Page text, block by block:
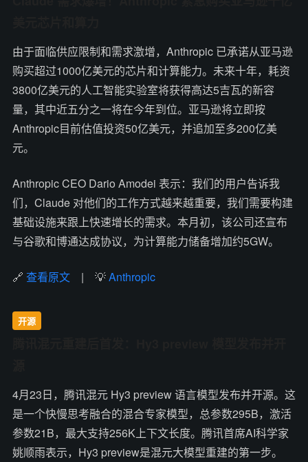
由于面临供应限制和需求激增，Anthropic 已承诺从亚马逊
购买超过1000亿美元的芯片和计算能力。未来十年，耗资
3800亿美元的人工智能实验室将获得高达5吉瓦的新容
量，其中近五分之一将在今年到位。亚马逊将立即按
Anthropic目前估值投资50亿美元，并追加至多200亿美
元。
Anthropic CEO Dario Amodei 表示：我们的用户告诉我
们，Claude 对他们的工作方式越来越重要，我们需要构建
基础设施来跟上快速增长的需求。本月初，该公司还宣布
与谷歌和博通达成协议，为计算能力储备增加约5GW。
🔗 查看原文 | 💡Anthropic
开源
4月23日，腾讯混元 Hy3 preview 语言模型发布并开源。这
是一个快慢思考融合的混合专家模型，总参数295B，激活
参数21B，最大支持256K上下文长度。腾讯首席AI科学家
姚顺雨表示，Hy3 preview是混元大模型重建的第一步。